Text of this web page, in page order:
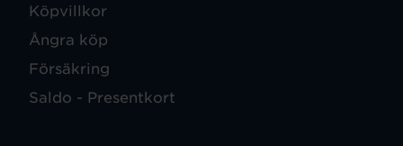
Köpvillkor
Ångra köp
Försäkring
Saldo - Presentkort